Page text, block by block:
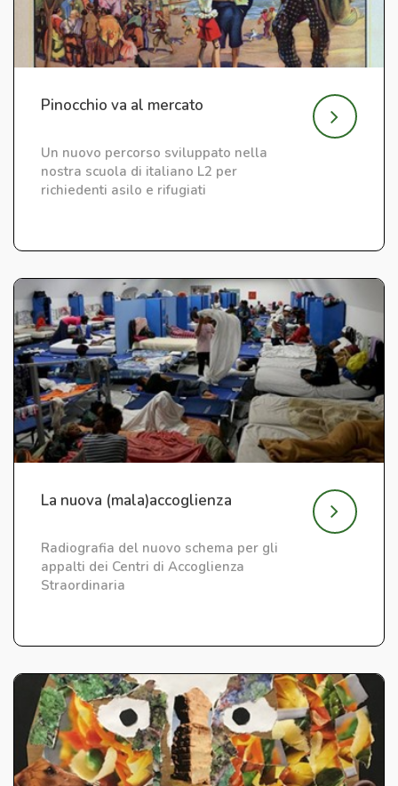
Pinocchio va al mercato
Un nuovo percorso sviluppato nella
nostra scuola di italiano L2 per
richiedenti asilo e rifugiati
La nuova (mala)accoglienza
Radiografia del nuovo schema per gli
appalti dei Centri di Accoglienza
Straordinaria